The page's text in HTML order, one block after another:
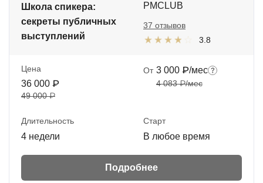
Школа спикера:
секреты публичных
выступлений
PMCLUB
3.8
37 отзывов
Цена
36 000 ₽
49 000 ₽
От 3 000 ₽/мес
4 083 ₽/мес
Длительность
4 недели
Старт
В любое время
Подробнее